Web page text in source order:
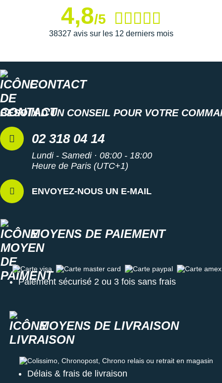
Poids constaté chez i-Run : 328 g en taille 40
chaussures de randonnée
4,8/5
38327 avis sur les 12 derniers mois
CONTACT
BESOIN D'UN CONSEIL POUR VOTRE
02 318 04 14
Lundi - Samedi · 08:00 - 18:00
Heure de Paris (UTC+1)
ENVOYEZ-NOUS UN E-MAIL
MOYENS DE PAIEMENT
Carte visa Carte master card Carte paypal Carte amex
Paiement sécurisé 2 ou 3 fois sans frais
MOYENS DE LIVRAISON
Colissimo, Chronopost, Chrono relais ou retrait en magasin
Délais & frais de livraison